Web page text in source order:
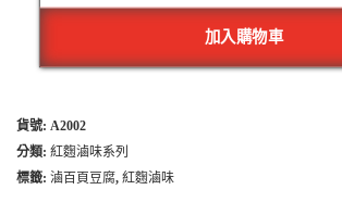
百
頁
加入購物車
貨號: A2002
分類: 紅麴滷味系列
標籤: 滷百頁豆腐, 紅麴滷味